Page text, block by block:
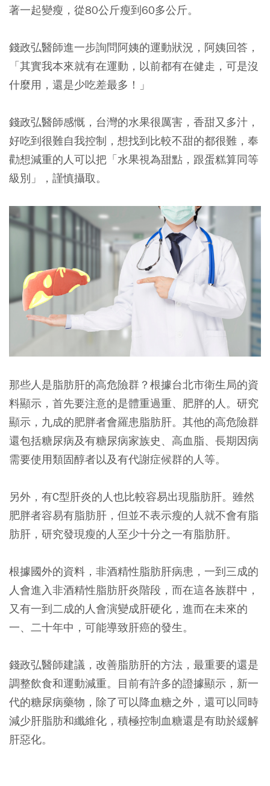
著一起變瘦，從80公斤瘦到60多公斤。
錢政弘醫師進一步詢問阿姨的運動狀況，阿姨回答，
「其實我本來就有在運動，以前都有在健走，可是沒
什麼用，還是少吃差最多！」
錢政弘醫師感慨，台灣的水果很厲害，香甜又多汁，
好吃到很難自我控制，想找到比較不甜的都很難，奉
勸想減重的人可以把「水果視為甜點，跟蛋糕算同等
級別」，謹慎攝取。
那些人是脂肪肝的高危險群？根據台北市衛生局的資
料顯示，首先要注意的是體重過重、肥胖的人。研究
顯示，九成的肥胖者會羅患脂肪肝。其他的高危險群
還包括糖尿病及有糖尿病家族史、高血脂、長期因病
需要使用類固醇者以及有代謝症候群的人等。
另外，有C型肝炎的人也比較容易出現脂肪肝。雖然
肥胖者容易有脂肪肝，但並不表示瘦的人就不會有脂
肪肝，研究發現瘦的人至少十分之一有脂肪肝。
根據國外的資料， 非酒精性脂肪肝病患，一到三成的
人會進入非酒精性脂肪肝炎階段，而在這各族群中，
又有一到二成的人會演變成肝硬化，進而在未來的
一、二十年中，可能導致肝癌的發生。
錢政弘醫師建議，改善脂肪肝的方法，最重要的還是
調整飲食和運動減重。目前有許多的證據顯示，新一
代的糖尿病藥物，除了可以降血糖之外，還可以同時
減少肝脂肪和纖維化，積極控制血糖還是有助於緩解
肝惡化。